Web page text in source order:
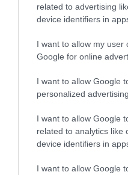
related to advertising
device identifiers in
I want to allow my user
Google for online
I want to allow Google
personalized advertising.
I want to allow Google
related to analytics like
device identifiers in
I want to allow Google
NÖVÉNYVÉDELEM
Támadnak a
gyümölcsösöd